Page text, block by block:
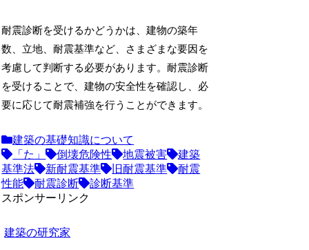
耐震診断を受けるかどうかは、建物の築年
数、立地、耐震基準など、さまざまな要因を
考慮して判断する必要があります。耐震診断
を受けることで、建物の安全性を確認し、必
要に応じて耐震補強を行うことができます。
建築の基礎知識について
「た」
倒壊危険性 地震被害
建築
基準法
新耐震基準 旧耐震基準
耐震
性能
耐震診断
診断基準
スポンサーリンク
建築の研究家